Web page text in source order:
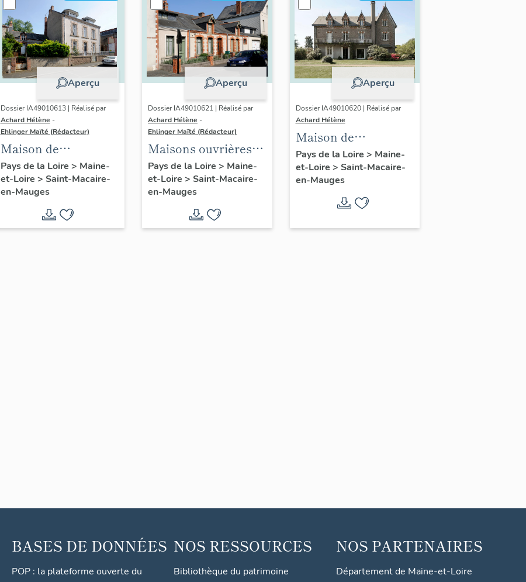
Aperçu
Dossier IA49010613 | Réalisé par
Achard Hélène -
Ehlinger Maïté (Rédacteur)
Maison de
l'industriel Jean
Pasquier, 9 rue
Jeanne-d'Arc, Saint-
Macaire-en-Mauges
Pays de la Loire > Maine-
et-Loire > Saint-Macaire-
en-Mauges
Aperçu
Dossier IA49010621 | Réalisé par
Achard Hélène -
Ehlinger Maïté (Rédacteur)
Maisons ouvrières
de la Société
Anonyme de
Chaussures, Saint-
Macaire-en-Mauges
Pays de la Loire > Maine-
et-Loire > Saint-Macaire-
en-Mauges
Aperçu
Dossier IA49010620 | Réalisé par
Achard Hélène
Maison de
l'industriel Georges
Mary, 14 rue
Espetven, Saint-
Macaire-en-Mauges
Pays de la Loire > Maine-
et-Loire > Saint-Macaire-
en-Mauges
BASES DE DONNÉES
POP : la plateforme ouverte du
NOS RESSOURCES
Bibliothèque du patrimoine
NOS PARTENAIRES
Département de Maine-et-Loire